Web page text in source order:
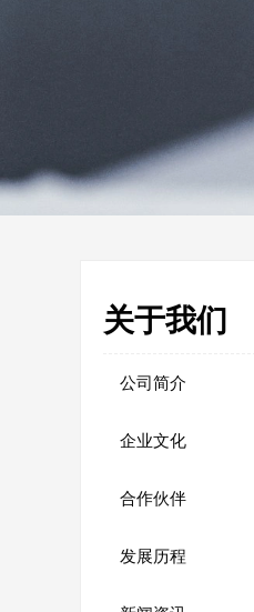
关于我们
公司简介
企业文化
合作伙伴
发展历程